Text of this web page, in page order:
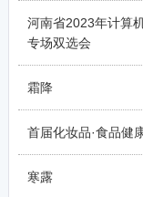
河南省2023年计算
专场双选会
霜降
首届化妆品·食品健
寒露